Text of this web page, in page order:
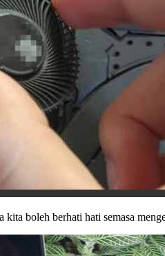
kita boleh berhati hati semasa